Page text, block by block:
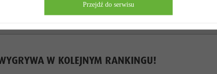
BIERZE UDZIAŁ W RANKINGU ZŁOTY
W KOLEJNYM RANKINGU!
Przejdź do serwisu